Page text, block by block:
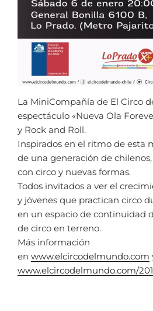
La MiniCompañía de El Circo
espectáculo «Nueva Ola
y Rock and Roll.
Inspirados en el ritmo de esta
de una generación de
con circo y nuevas formas.
Todos invitados a ver el
y jóvenes que practican circo
en un espacio de continuidad
de circo en terreno.
Más información
en www.elcircodelmundo.com
www.elcircodelmundo.com/